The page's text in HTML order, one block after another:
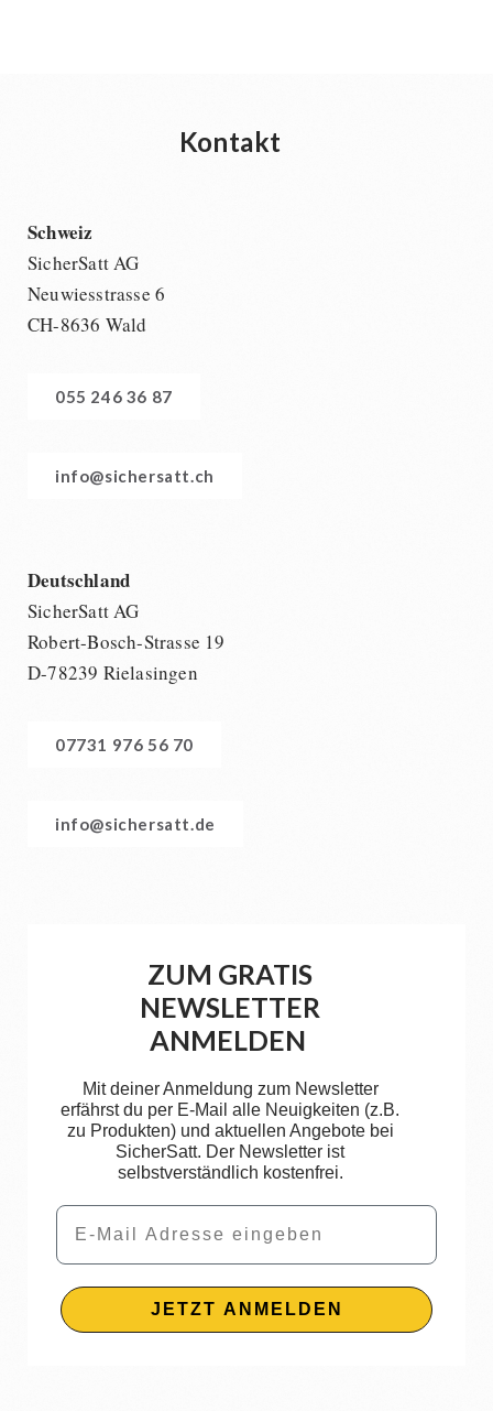
Kontakt
Schweiz
SicherSatt AG
Neuwiesstrasse 6
CH-8636 Wald
055 246 36 87
info@sichersatt.ch
Deutschland
SicherSatt AG
Robert-Bosch-Strasse 19
D-78239 Rielasingen
07731 976 56 70
info@sichersatt.de
ZUM GRATIS
NEWSLETTER
ANMELDEN
Mit deiner Anmeldung zum Newsletter
erfährst du per E-Mail alle Neuigkeiten (z.B.
zu Produkten) und aktuellen Angebote bei
SicherSatt. Der Newsletter ist
selbstverständlich kostenfrei.
Email
JETZT ANMELDEN